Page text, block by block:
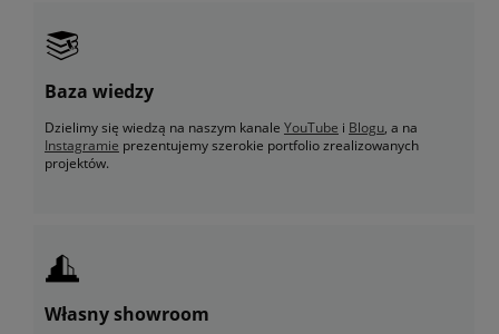
Baza wiedzy
Dzielimy się wiedzą na naszym kanale YouTube i Blogu, a na
Instagramie prezentujemy szerokie portfolio zrealizowanych
projektów.
Własny showroom